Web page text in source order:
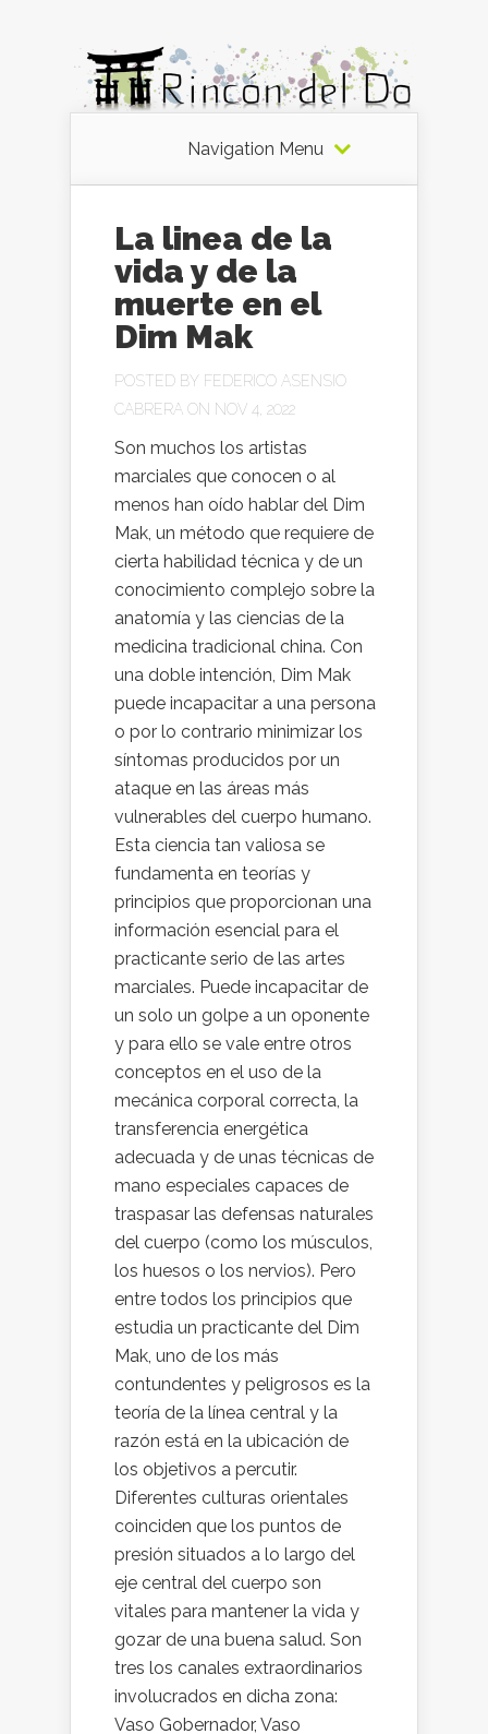
Navigation Menu
La linea de la
vida y de la
muerte en el
Dim Mak
POSTED BY FEDERICO ASENSIO
CABRERA ON NOV 4, 2022
Son muchos los artistas
marciales que conocen o al
menos han oído hablar del Dim
Mak, un método que requiere de
cierta habilidad técnica y de un
conocimiento complejo sobre la
anatomía y las ciencias de la
medicina tradicional china. Con
una doble intención, Dim Mak
puede incapacitar a una persona
o por lo contrario minimizar los
síntomas producidos por un
ataque en las áreas más
vulnerables del cuerpo humano.
Esta ciencia tan valiosa se
fundamenta en teorías y
principios que proporcionan una
información esencial para el
practicante serio de las artes
marciales. Puede incapacitar de
un solo un golpe a un oponente
y para ello se vale entre otros
conceptos en el uso de la
mecánica corporal correcta, la
transferencia energética
adecuada y de unas técnicas de
mano especiales capaces de
traspasar las defensas naturales
del cuerpo (como los músculos,
los huesos o los nervios). Pero
entre todos los principios que
estudia un practicante del Dim
Mak, uno de los más
contundentes y peligrosos es la
teoría de la línea central y la
razón está en la ubicación de
los objetivos a percutir.
Diferentes culturas orientales
coinciden que los puntos de
presión situados a lo largo del
eje central del cuerpo son
vitales para mantener la vida y
gozar de una buena salud. Son
tres los canales extraordinarios
involucrados en dicha zona:
Vaso Gobernador, Vaso